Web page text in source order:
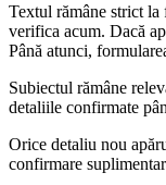
Textul rămâne strict la
verifica acum. Dacă
Până atunci,
Subiectul rămâne
detaliile confirmate
Orice detaliu nou
confirmare